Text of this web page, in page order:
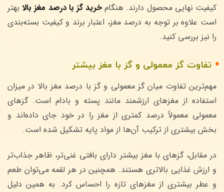
کیفیت نهایی محصول دارند. هنگام خرید گز با درصد مغز بالابهتر
است علاوه بر توجه به درصد مغز، اعتبار برند و کیفیت بسته‌بندی
را نیز بررسی کنید.
تفاوت گز معمولی و گز با مغز بیشتر
مهم‌ترین تفاوت میان گز معمولی و گز با درصد مغز بالا در میزان
استفاده از مغزهای ارزشمند مانند پسته و بادام است. گزهای
معمولی معمولاً درصد کمتری از مغز را در خود جای داده‌اند و
بخش بیشتری از ترکیب آن‌ها از مواد پایه تشکیل شده است.
در مقابل، گزهای با مغز بیشتر دارای بافتی غنی‌تر، ظاهر جذاب‌تر
و ارزش غذایی بالاتری هستند. همچنین در هر لقمه می‌توان طعم
و عطر بیشتری از مغزهای تازه را احساس کرد. به همین دلیل